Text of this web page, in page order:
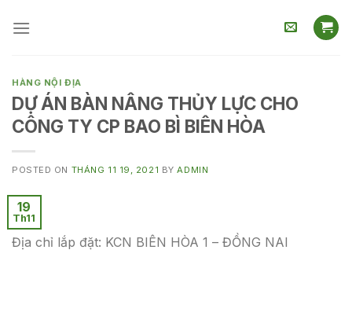
HÀNG NỘI ĐỊA
DỰ ÁN BÀN NÂNG THỦY LỰC CHO
CÔNG TY CP BAO BÌ BIÊN HÒA
POSTED ON THÁNG 11 19, 2021 BYADMIN
19
Th11
Địa chỉ lắp đặt: KCN BIÊN HÒA 1 – ĐỒNG NAI